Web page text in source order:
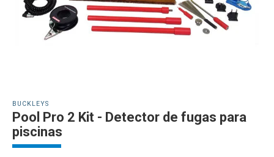
BUCKLEYS
Pool Pro 2 Kit - Detector de fugas para
piscinas